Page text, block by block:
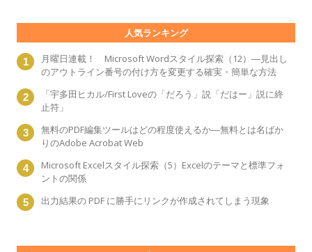
人気ランキング
月曜日連載！ Microsoft Wordスタイル探索（12）―見出し
のアウトライン番号の付け方を変更する確実・簡単な方法
「宇多田ヒカル/First Loveの「だろう」説「だはー」説に終
止符」
無料のPDF編集ツールはどの程度使えるか―無料とは名ばか
りのAdobe Acrobat Web
Microsoft Excelスタイル探索（5）Excelのテーマと標準フォ
ントの関係
出力結果の PDF に勝手にリンクが作成されてしまう現象